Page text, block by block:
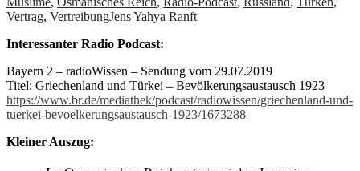
Vertrag, VertreibungJens Yahya Ranft
Interessanter Radio Podcast:
Bayern 2 – radioWissen – Sendung vom 29.07.2019
Titel: Griechenland und Türkei – Bevölkerungsaustausch 1923
https://www.br.de/mediathek/podcast/radiowissen/griechenland-und-
tuerkei-bevoelkerungsaustausch-1923/1673288
Kleiner Auszug: